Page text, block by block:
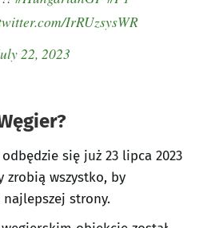
IrRUzsysWR
22, 2023
się już 23 lipca 2023
zrobią wszystko, by
strony.